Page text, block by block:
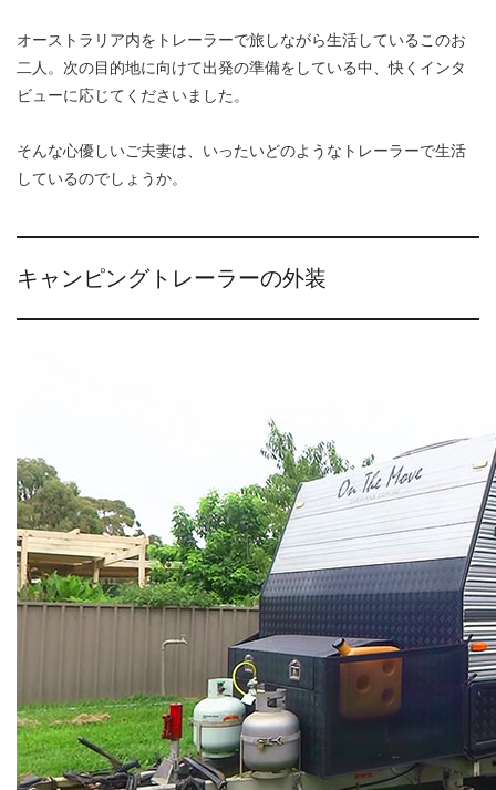
オーストラリア内をトレーラーで旅しながら生活しているこのお
二人。次の目的地に向けて出発の準備をしている中、快くインタ
ビューに応じてくださいました。
そんな心優しいご夫妻は、いったいどのようなトレーラーで生活
しているのでしょうか。
キャンピングトレーラーの外装